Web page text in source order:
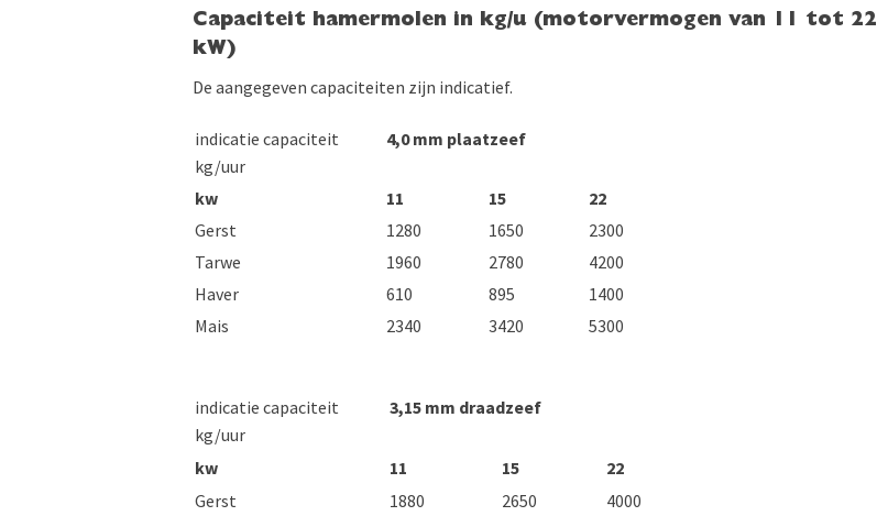
Capaciteit hamermolen in kg/u (motorvermogen van 11 tot 22
kW)
De aangegeven capaciteiten zijn indicatief.
indicatie capaciteit
kg/uur
4,0 mm plaatzeef
kw 11 15
22
Gerst
1280 1650
2300
Tarwe
1960 2780
4200
Haver
610 895
1400
Mais
2340 3420 5300
indicatie capaciteit
kg/uur
3,15 mm draadzeef
kw 11 15
22
Gerst
1880 2650
4000